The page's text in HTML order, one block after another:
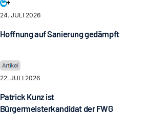
24. JULI 2026
Hoffnung auf Sanierung gedämpft
22. JULI 2026
Patrick Kunz ist
Bürgermeisterkandidat der FWG